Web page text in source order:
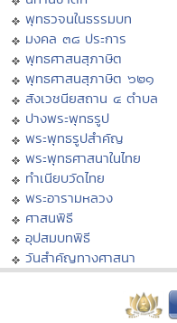
พุทธวจนในธรรมบท
มงคล ๓๘ ประการ
พุทธศาสนสุภาษิต
พุทธศาสนสุภาษิต ๖๒๑
สังเวชนียสถาน ๔ ตำบล
ปางพระพุทธรูป
พระพุทธรูปสำคัญ
พระพุทธศาสนาในไทย
ทำเนียบวัดไทย
พระอารามหลวง
ศาสนพิธี
อุปสมบทพิธี
วันสำคัญทางศาสนา